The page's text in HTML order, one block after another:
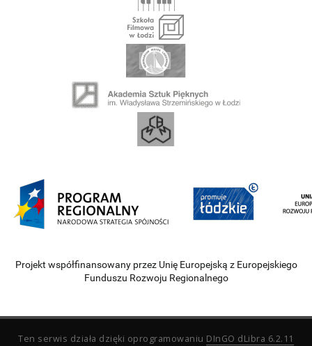
Projekt współfinansowany przez Unię Europejską z Europejskiego
Funduszu Rozwoju Regionalnego
Ten serwis działa dzięki oprogramowaniu DInGO dLibra 6.2.11